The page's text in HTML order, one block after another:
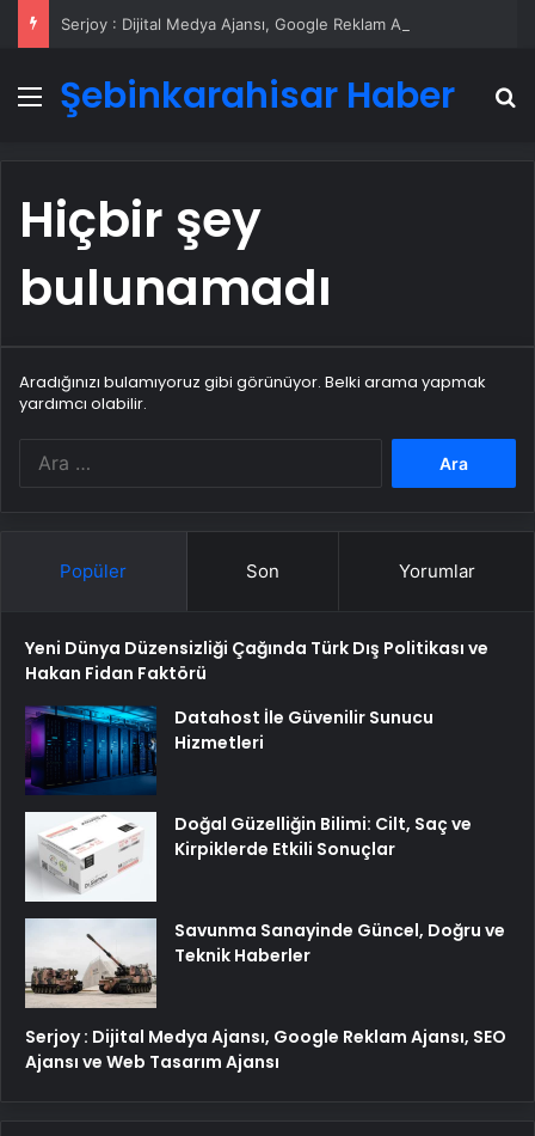
Menü
Şebinkarahisar Haber
Hiçbir şey
bulunamadı
Aradığınızı bulamıyoruz gibi görünüyor. Belki arama yapmak
yardımcı olabilir.
Popüler Son Yorumlar
Yeni Dünya Düzensizliği Çağında Türk Dış Politikası ve
Hakan Fidan Faktörü
Datahost İle Güvenilir Sunucu
Hizmetleri
Doğal Güzelliğin Bilimi: Cilt, Saç ve
Kirpiklerde Etkili Sonuçlar
Savunma Sanayinde Güncel, Doğru ve
Teknik Haberler
Serjoy : Dijital Medya Ajansı, Google Reklam Ajansı, SEO
Ajansı ve Web Tasarım Ajansı